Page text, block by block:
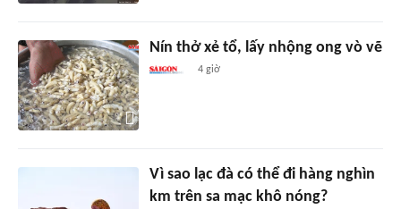
Nín thở xẻ tổ, lấy nhộng ong vò vẽ
4 giờ
Vì sao lạc đà có thể đi hàng nghìn
km trên sa mạc khô nóng?